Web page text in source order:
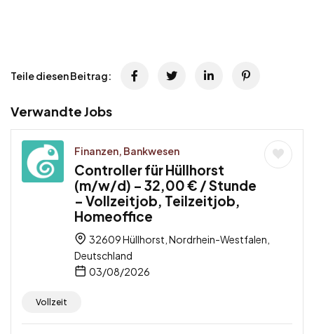
Teile diesen Beitrag:
Verwandte Jobs
Finanzen, Bankwesen
Controller für Hüllhorst
(m/w/d) – 32,00 € / Stunde
– Vollzeitjob, Teilzeitjob,
Homeoffice
32609 Hüllhorst, Nordrhein-Westfalen,
Deutschland
03/08/2026
Vollzeit